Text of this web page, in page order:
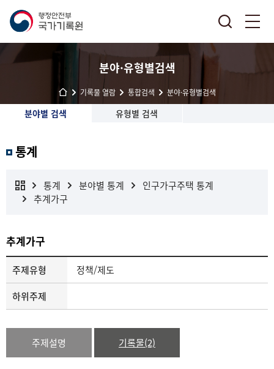
분야·유형별검색
기록물 열람 통합검색 분야·유형별검색
분야별 검색 유형별 검색
통계
통계 분야별 통계
인구가구주택 통계
추계가구
추계가구
주제유형
정책/제도
하위주제
주제설명 기록물(2)